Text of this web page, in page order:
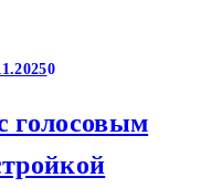
0
голосовым